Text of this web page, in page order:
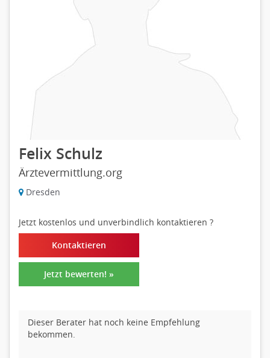
Felix Schulz
Ärztevermittlung.org
Dresden
Jetzt kostenlos und unverbindlich kontaktieren ?
Kontaktieren
Jetzt bewerten! »
Dieser Berater hat noch keine Empfehlung
bekommen.